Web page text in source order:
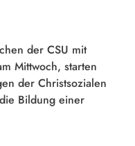
der CSU mit
Mittwoch, starten
der Christsozialen
Bildung einer